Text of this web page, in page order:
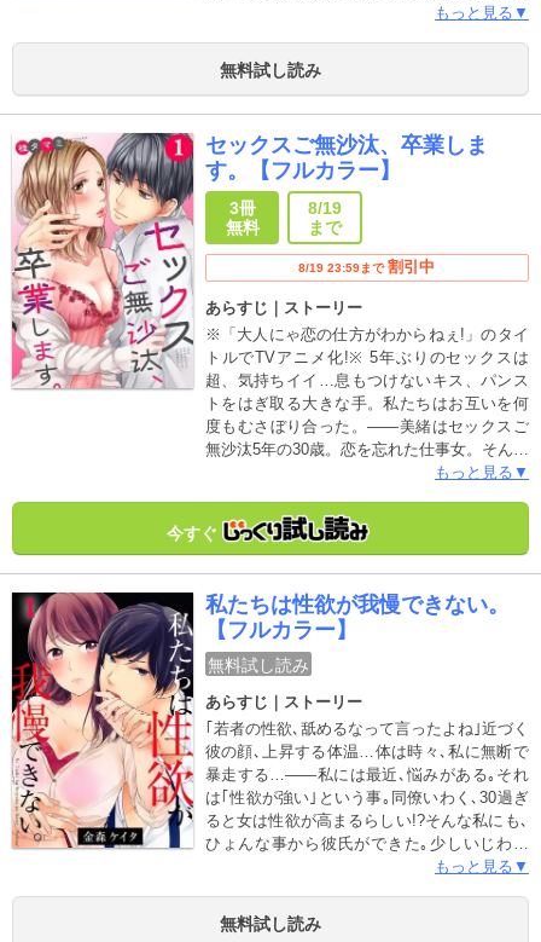
る波を恐れず、自在に泳ぎ回った氷那。しか
非道な悪役、炎国将軍・朱炎に囚われ、強引
に妻として娶られることになり…。愛のない
は、なぜ――？
もっと見る▼
無料試し読み
セックスご無沙汰、卒業しま
す。【フルカラー】
3冊
無料
8/19
まで
8/19 23:59まで 割引中
あらすじ｜ストーリー
※「大人にゃ恋の仕方がわからねぇ!」のタイ
トルでTVアニメ化!※ 5年ぶりのセックスは
超、気持ちイイ…息もつけないキス、パンス
トをはぎ取る大きな手。私たちはお互いを何
度もむさぼり合った。――美緒はセックスご
無沙汰5年の30歳。恋を忘れた仕事女。そんな
時、合コンで出会った真島は超イヤな奴!「女
――「女をイカせたことないマグロくん!」そ
んな真島に、美緒が挑発的な発言をして事態
い、荒い息を吐く真島。アレ…女に興味ない
俺様モテ男じゃなかったの!?
もっと見る▼
今すぐ
私たちは性欲が我慢できない。
【フルカラー】
無料試し読み
あらすじ｜ストーリー
｢若者の性欲､舐めるなって言ったよね｣近づく
彼の顔､上昇する体温…体は時々､私に無断で
暴走する…――私には最近､悩みがある｡それ
は｢性欲が強い｣という事｡同僚いわく､30過ぎ
ると女は性欲が高まるらしい!?そんな私にも､
ひょんな事から彼氏ができた｡少しいじわる
で､気まぐれで､何を考えているかわからない
ど突然､余裕のない表情｡なんと､彼は性欲旺盛
な23歳の男子だった!――｢性欲の強い三十路
もっと見る▼
無料試し読み